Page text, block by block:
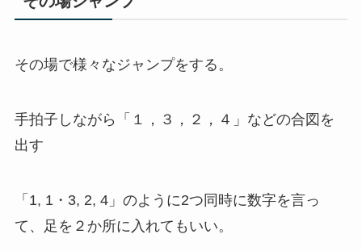
その場で様々なジャンプをする。
手拍子しながら「１，３，２，４」などの合図を
出す
「1, 1・3, 2, 4」のように2つ同時に数字を言っ
て、足を２か所に入れてもいい。